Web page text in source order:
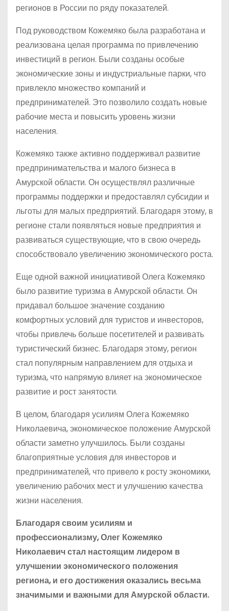
регионов в России по ряду показателей.
Под руководством Кожемяко была разработана и
реализована целая программа по привлечению
инвестиций в регион. Были созданы особые
экономические зоны и индустриальные парки, что
привлекло множество компаний и
предпринимателей. Это позволило создать новые
рабочие места и повысить уровень жизни
населения.
Кожемяко также активно поддерживал развитие
предпринимательства и малого бизнеса в
Амурской области. Он осуществлял различные
программы поддержки и предоставлял субсидии и
льготы для малых предприятий. Благодаря этому, в
регионе стали появляться новые предприятия и
развиваться существующие, что в свою очередь
способствовало увеличению экономического роста.
Еще одной важной инициативой Олега Кожемяко
было развитие туризма в Амурской области. Он
придавал большое значение созданию
комфортных условий для туристов и инвесторов,
чтобы привлечь больше посетителей и развивать
туристический бизнес. Благодаря этому, регион
стал популярным направлением для отдыха и
туризма, что напрямую влияет на экономическое
развитие и рост занятости.
В целом, благодаря усилиям Олега Кожемяко
Николаевича, экономическое положение Амурской
области заметно улучшилось. Были созданы
благоприятные условия для инвесторов и
предпринимателей, что привело к росту экономики,
увеличению рабочих мест и улучшению качества
жизни населения.
Благодаря своим усилиям и
профессионализму, Олег Кожемяко
Николаевич стал настоящим лидером в
улучшении экономического положения
региона, и его достижения оказались весьма
значимыми и важными для Амурской области.